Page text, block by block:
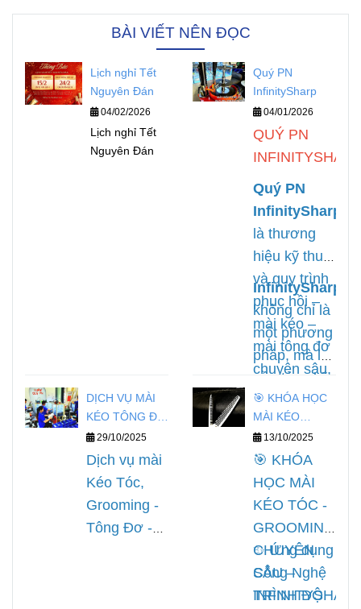
BÀI VIẾT NÊN ĐỌC
Lịch nghỉ Tết
Nguyên Đán
04/02/2026
Lịch nghỉ Tết
Nguyên Đán
Quý PN
InfinitySharp
04/01/2026
QUÝ PN
Quý PN
InfinitySharp
là thương
hiệu kỹ thuật
và quy trình
phục hồi –
mài kéo –
mài tông đơ
chuyên sâu,
phục vụ cho
ngành tóc và
grooming,
được xây
dựng và
chuẩn hoá
từ kinh
nghiệm làm
nghề thực tế
củaQuý
InfinitySharp
không chỉ là
một phương
pháp, mà là
nền tảng kỹ
thuật, định
hình lại cách
tiếp cận
trong nghề
phục hồi
dụng cụ cắt
chuyên
nghiệp.
DỊCH VỤ MÀI
KÉO TÔNG ĐƠ
KỀM NAILS
Quý PN
29/10/2025
Dịch vụ mài
Kéo Tóc,
Grooming -
Tông Đơ -
🎯 KHÓA HỌC
MÀI KÉO
TRÌNH ĐỘ
MASTER
13/10/2025
🎯 KHÓA
HỌC MÀI
KÉO TÓC -
GROOMING
CHUYÊN
SÂU –
TRÌNH ĐỘ
✨Ứng dụng
Công Nghệ